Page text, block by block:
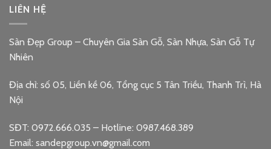
LIÊN HỆ
Sàn Đẹp Group – Chuyên Gia Sàn Gỗ, Sàn Nhựa, Sàn Gỗ Tự
Nhiên
Địa chỉ: số 05, Liền kề 06, Tổng cục 5 Tân Triều, Thanh Trì, Hà
Nội
SĐT: 0972.666.035 – Hotline: 0987.468.389
Email: sandepgroup.vn@gmail.com